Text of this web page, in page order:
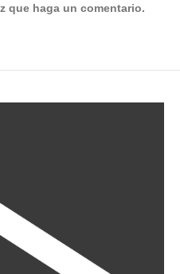
que haga un comentario.